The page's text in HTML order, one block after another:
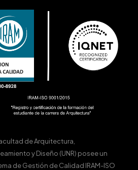
de Arquitectura,
y Diseño (UNR) posee un
de Gestión de Calidad IRAM-ISO